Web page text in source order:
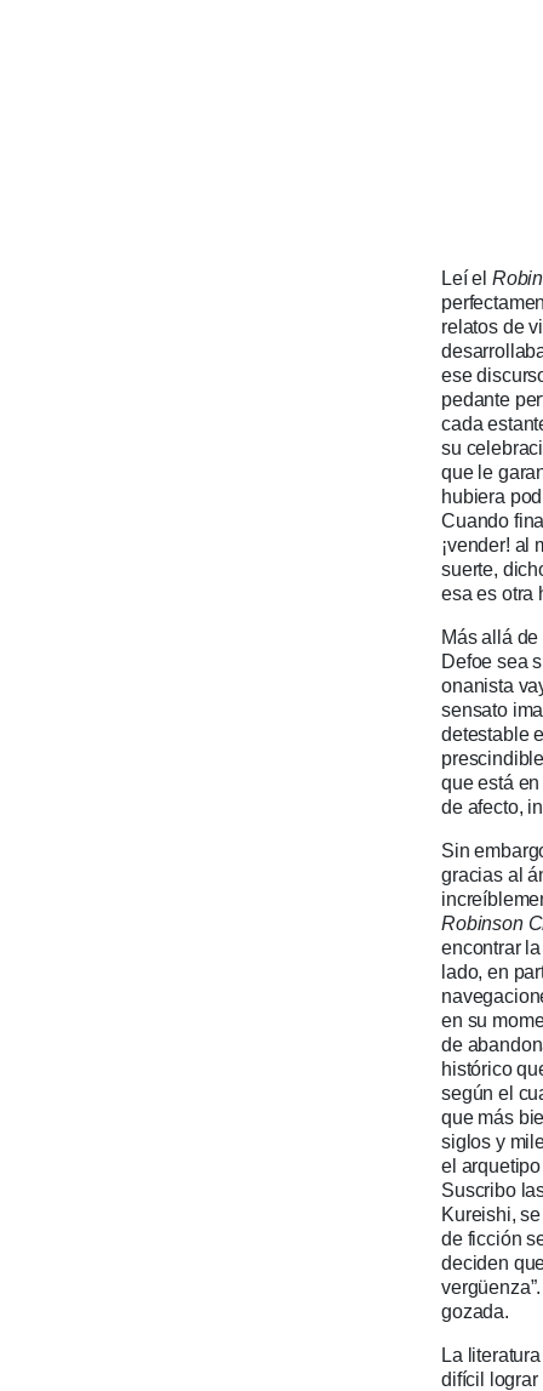
Leí el
relatos de
ese
pedante
cada
su
que le
hubiera
Cuando
¡vender! al
suerte,
esa es otra
Más allá
Defoe sea
onanista
sensato
detestable
que está
de afecto,
Sin
gracias al
Robinson
encontrar
lado, en
en su
de
histórico
según el
que más
siglos y
el
Suscribo
Kureishi,
de ficción
deciden
gozada.
La
difícil lograr